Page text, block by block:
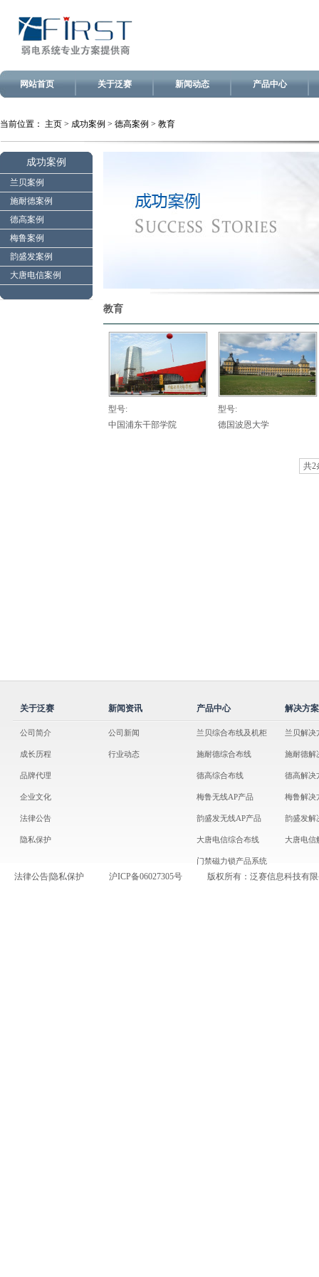
网站首页 关于泛赛 新闻动态 产品中心
当前位置： 主页 > 成功案例 > 德高案例 > 教育
成功案例
兰贝案例
施耐德案例
德高案例
梅鲁案例
韵盛发案例
大唐电信案例
教育
型号:
中国浦东干部学院
型号:
德国波恩大学
共2
关于泛赛
公司简介
成长历程
品牌代理
企业文化
法律公告
隐私保护
新闻资讯
公司新闻
行业动态
产品中心
兰贝综合布线及机柜
施耐德综合布线
德高综合布线
梅鲁无线AP产品
韵盛发无线AP产品
大唐电信综合布线
门禁磁力锁产品系统
解决方案
兰贝解决
施耐德解
德高解决
梅鲁解决
韵盛发解
大唐电信
法律公告 隐私保护 沪ICP备06027305号 版权所有：泛赛信息科技有